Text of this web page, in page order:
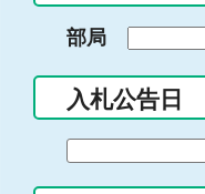
部局
入札公告日